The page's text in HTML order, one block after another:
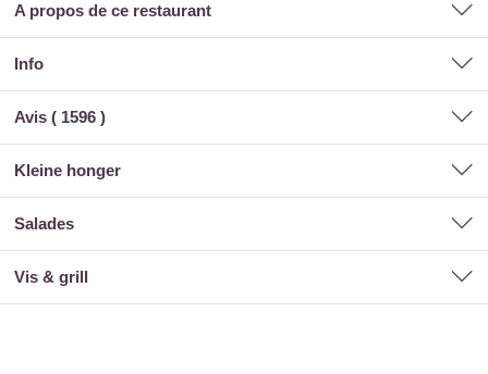
A propos de ce restaurant
Info
Avis ( 1596 )
kleine honger
salades
vis & grill